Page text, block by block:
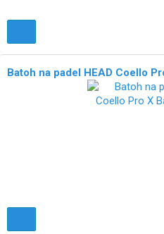
Batoh na padel HEAD Coello